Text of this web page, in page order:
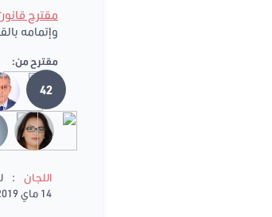
مقترح قانون
وإتمامه بالقانون
مقترح من:
42
اللجان :
14 ماي 2019